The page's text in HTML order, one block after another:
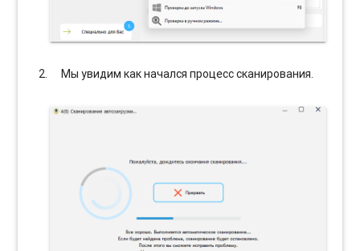
Мы увидим как начался процесс сканирования.